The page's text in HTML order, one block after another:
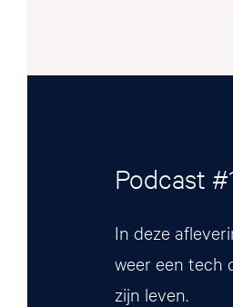
Podcast
In deze
weer een tech
zijn leven.